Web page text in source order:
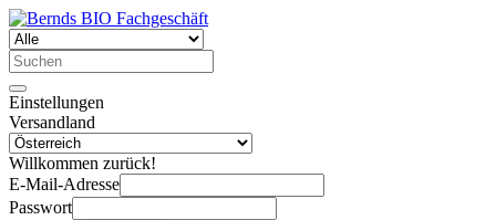
Einstellungen
Versandland
Willkommen zurück!
E-Mail-Adresse
Passwort